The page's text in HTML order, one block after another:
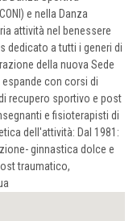
e nella Danza
attività nel benessere
dedicato a tutti i generi di
della nuova Sede
con corsi di
recupero sportivo e post
e fisioterapisti di
dell'attività: Dal 1981:
ginnastica dolce e
traumatico,